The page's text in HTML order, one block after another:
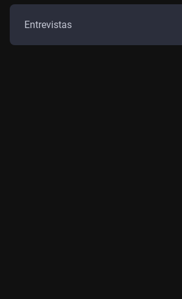
Entrevistas